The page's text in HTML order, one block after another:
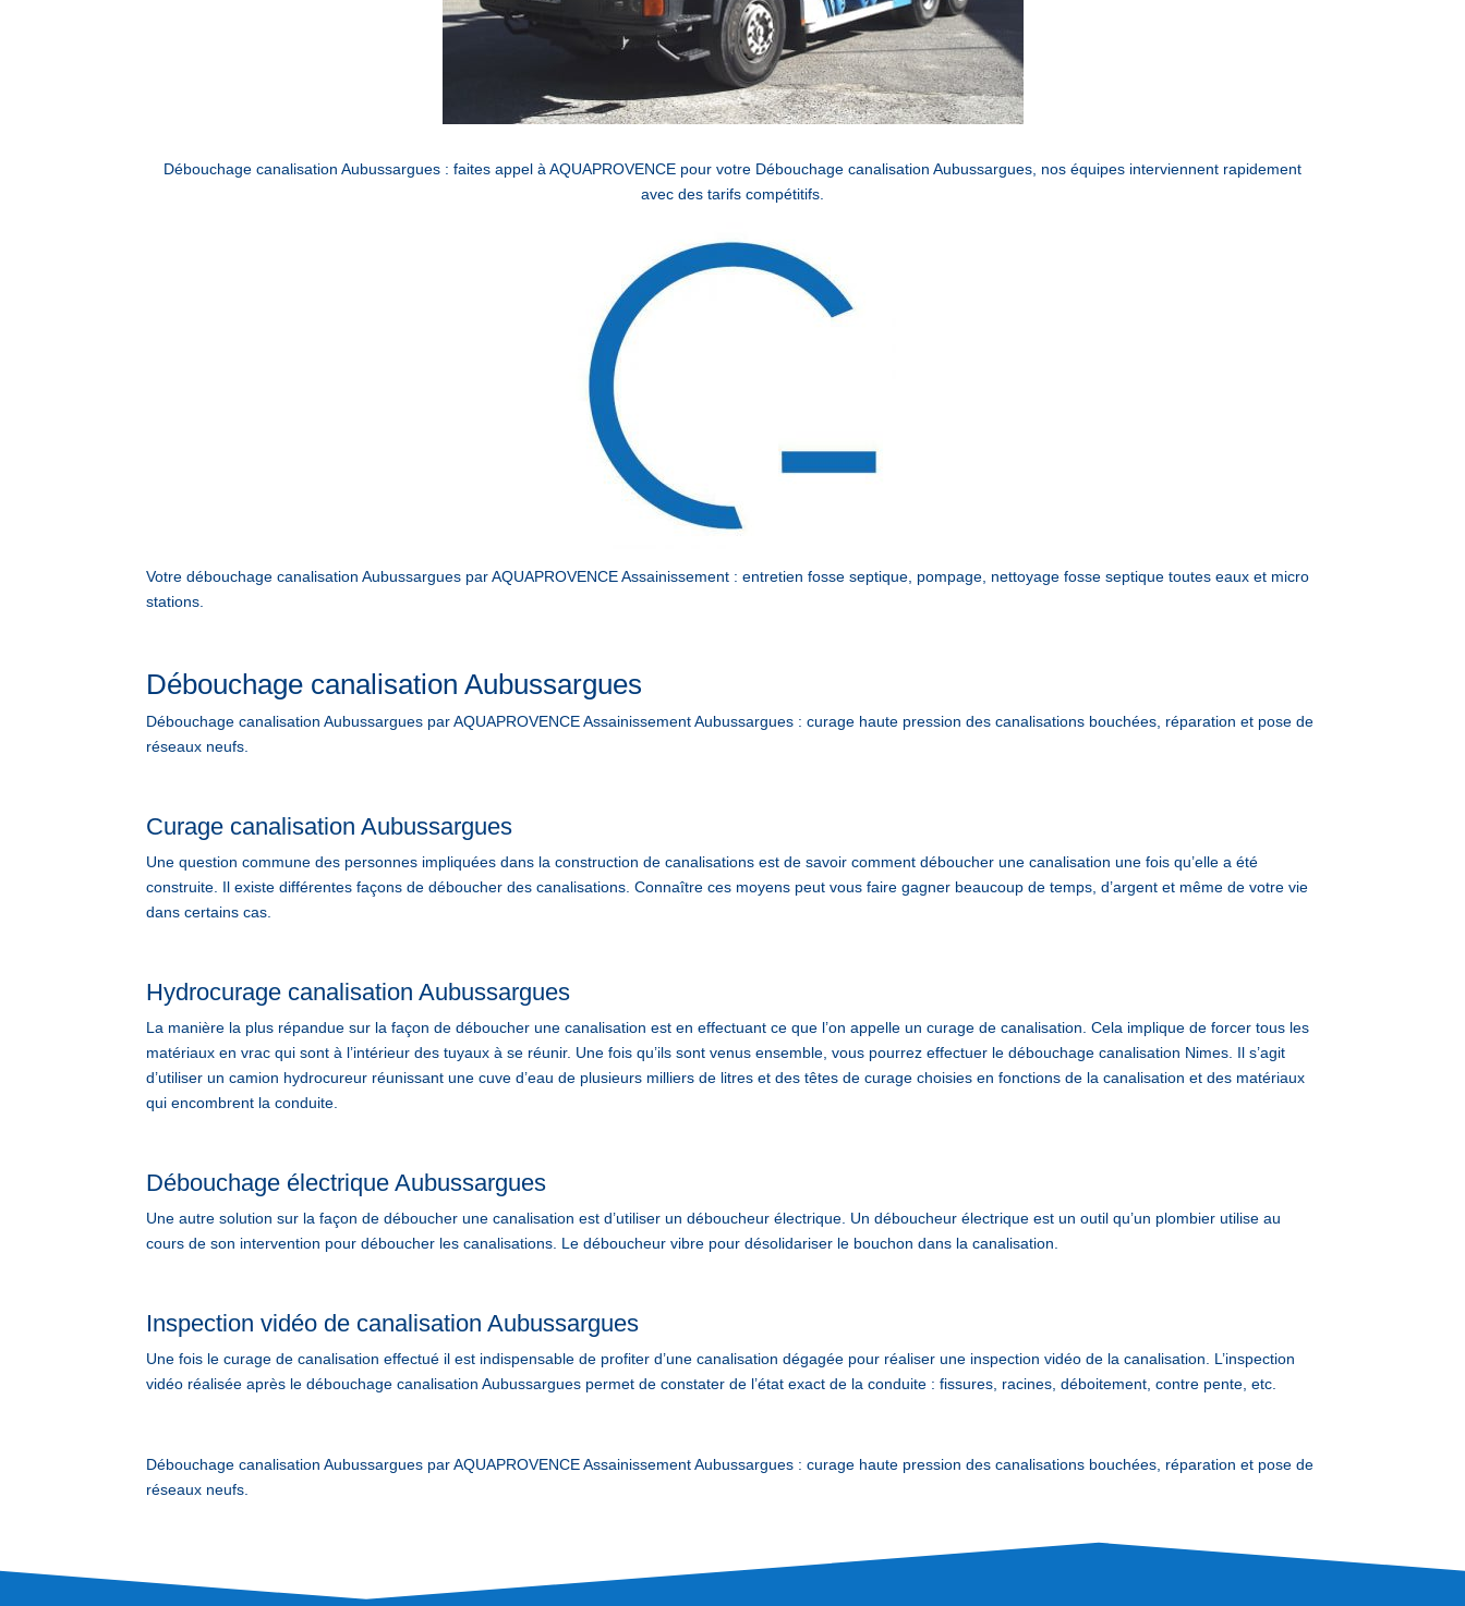
Débouchage canalisation Aubussargues : faites appel à AQUAPROVENCE pour votre Débouchage canalisation Aubussargues, nos équipes interviennent rapidement
avec des tarifs compétitifs.
Votre débouchage canalisation Aubussargues par AQUAPROVENCE Assainissement : entretien fosse septique, pompage, nettoyage fosse septique toutes eaux et micro
stations.
Débouchage canalisation Aubussargues
Débouchage canalisation Aubussargues par AQUAPROVENCE Assainissement Aubussargues : curage haute pression des canalisations bouchées, réparation et pose de
réseaux neufs.
Curage canalisation Aubussargues
Une question commune des personnes impliquées dans la construction de canalisations est de savoir comment déboucher une canalisation une fois qu’elle a été
construite. Il existe différentes façons de déboucher des canalisations. Connaître ces moyens peut vous faire gagner beaucoup de temps, d’argent et même de votre vie
dans certains cas.
Hydrocurage canalisation Aubussargues
La manière la plus répandue sur la façon de déboucher une canalisation est en effectuant ce que l’on appelle un curage de canalisation. Cela implique de forcer tous les
matériaux en vrac qui sont à l’intérieur des tuyaux à se réunir. Une fois qu’ils sont venus ensemble, vous pourrez effectuer le débouchage canalisation Nimes. Il s’agit
d’utiliser un camion hydrocureur réunissant une cuve d’eau de plusieurs milliers de litres et des têtes de curage choisies en fonctions de la canalisation et des matériaux
qui encombrent la conduite.
Débouchage électrique Aubussargues
Une autre solution sur la façon de déboucher une canalisation est d’utiliser un déboucheur électrique. Un déboucheur électrique est un outil qu’un plombier utilise au
cours de son intervention pour déboucher les canalisations. Le déboucheur vibre pour désolidariser le bouchon dans la canalisation.
Inspection vidéo de canalisation Aubussargues
Une fois le curage de canalisation effectué il est indispensable de profiter d’une canalisation dégagée pour réaliser une inspection vidéo de la canalisation. L’inspection
vidéo réalisée après le débouchage canalisation Aubussargues permet de constater de l’état exact de la conduite : fissures, racines, déboitement, contre pente, etc.
Débouchage canalisation Aubussargues par AQUAPROVENCE Assainissement Aubussargues : curage haute pression des canalisations bouchées, réparation et pose de
réseaux neufs.